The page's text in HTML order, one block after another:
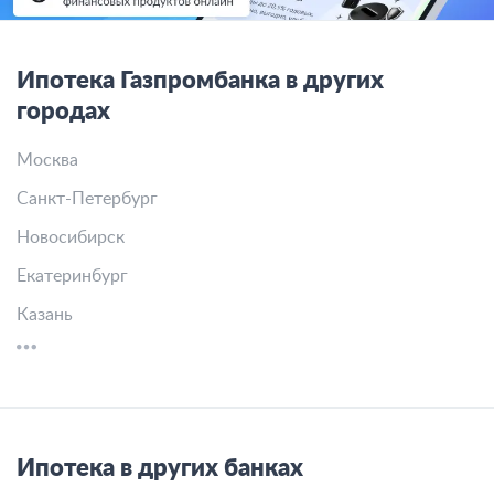
Ипотека Газпромбанка в других
городах
Москва
Санкт-Петербург
Новосибирск
Екатеринбург
Казань
Ипотека в других банках